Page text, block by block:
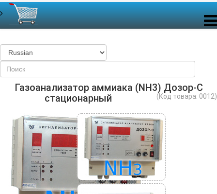
Газоанализатор аммиака (NH3) Дозор-С
стационарный
(Код товара: 0012)